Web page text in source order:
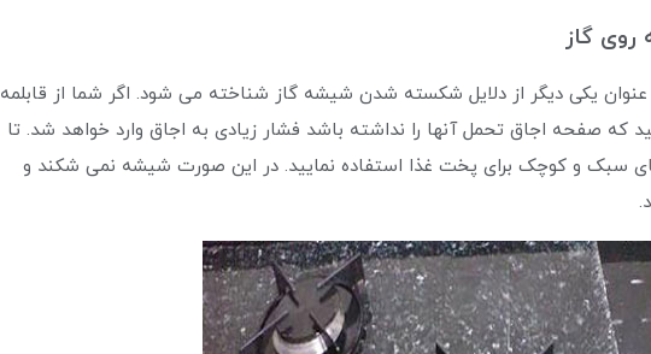
عنوان یکی دیگر از دلایل شکسته شدن شیشه گاز شناخته می شود. اگر شما از قابلمه
که صفحه اجاق تحمل آنها را نداشته باشد فشار زیادی به اجاق وارد خواهد شد. تا
های سبک و کوچک برای پخت غذا استفاده نمایید. در این صورت شیشه نمی شکند و